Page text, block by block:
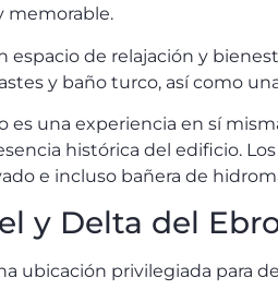
memorable.
de relajación y
y baño turco, así como
es una experiencia en sí
histórica del edificio.
e incluso bañera de
y Delta del
ubicación privilegiada para